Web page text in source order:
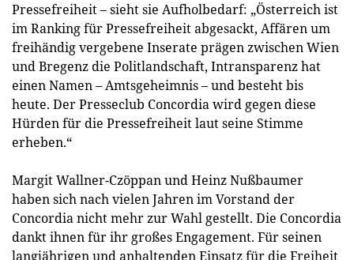
Pressefreiheit – sieht sie Aufholbedarf: „Österreich ist
im Ranking für Pressefreiheit abgesackt, Affären um
freihändig vergebene Inserate prägen zwischen Wien
und Bregenz die Politlandschaft, Intransparenz hat
einen Namen – Amtsgeheimnis – und besteht bis
heute. Der Presseclub Concordia wird gegen diese
Hürden für die Pressefreiheit laut seine Stimme
erheben.“
Margit Wallner-Czöppan und Heinz Nußbaumer
haben sich nach vielen Jahren im Vorstand der
Concordia nicht mehr zur Wahl gestellt. Die Concordia
dankt ihnen für ihr großes Engagement. Für seinen
langjährigen und anhaltenden Einsatz für die Freiheit